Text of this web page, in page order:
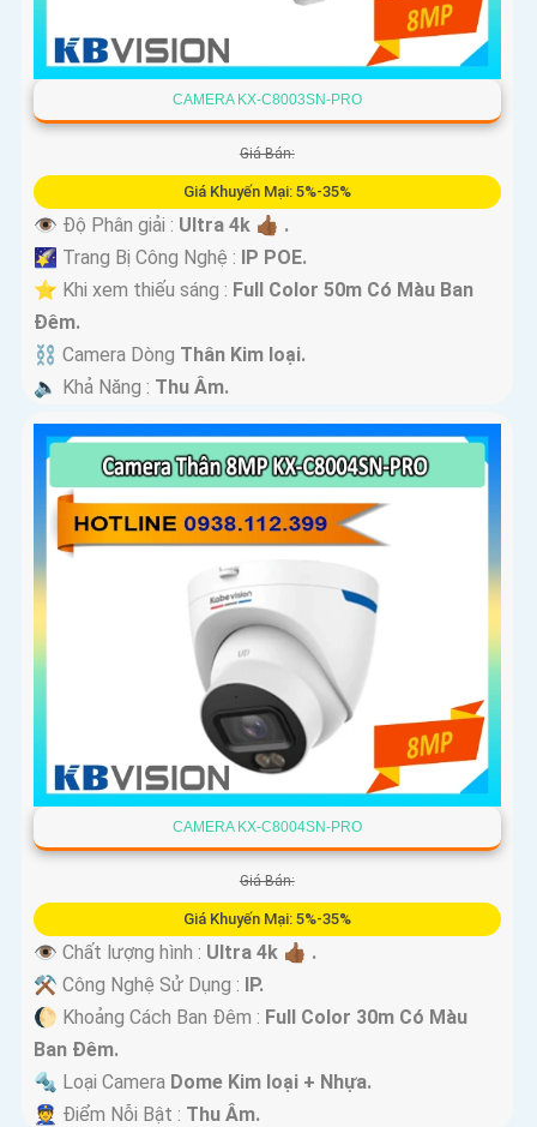
CAMERA KX-C8003SN-PRO
Giá Bán:
Giá Khuyến Mại: 5%-35%
👁 Độ Phân giải : Ultra 4k 👍🏾 .
🌠 Trang Bị Công Nghệ : IP POE.
⭐ Khi xem thiếu sáng : Full Color 50m Có Màu Ban
Ðêm.
⛓ Camera Dòng Thân Kim loại.
️🔈 Khả Năng : Thu Âm.
CAMERA KX-C8004SN-PRO
Giá Bán:
Giá Khuyến Mại: 5%-35%
👁 Chất lượng hình : Ultra 4k 👍🏾 .
⚒ Công Nghệ Sử Dụng : IP.
🌔 Khoảng Cách Ban Đêm : Full Color 30m Có Màu
Ban Ðêm.
🔩 Loại Camera Dome Kim loại + Nhựa.
️👮 Điểm Nỗi Bật : Thu Âm.